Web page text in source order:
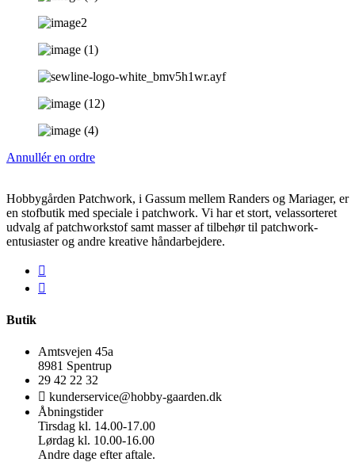
Annullér en ordre
Hobbygården Patchwork, i Gassum mellem Randers og Mariager, er
en stofbutik med speciale i patchwork. Vi har et stort, velassorteret
udvalg af patchworkstof samt masser af tilbehør til patchwork-
entusiaster og andre kreative håndarbejdere.
Butik
Amtsvejen 45a
8981 Spentrup
29 42 22 32
kunderservice@hobby-gaarden.dk
Åbningstider
Tirsdag kl. 14.00-17.00
Lørdag kl. 10.00-16.00
Andre dage efter aftale.